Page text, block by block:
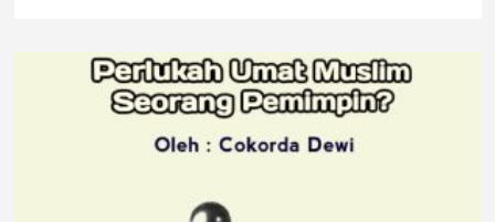
Moral
Pelajar
Butuh
Fundamental